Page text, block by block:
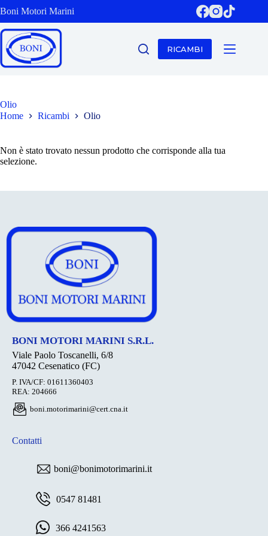
al
contenuto
Boni Motori Marini
RICAMBI
Olio
Home
Ricambi Olio
Non è stato trovato nessun prodotto che corrisponde alla tua
selezione.
BONI MOTORI MARINI S.R.L.
Viale Paolo Toscanelli, 6/8
47042 Cesenatico (FC)
P. IVA/CF: 01611360403
REA: 204666
boni.motorimarini@cert.cna.it
Contatti
boni@bonimotorimarini.it
0547 81481
366 4241563